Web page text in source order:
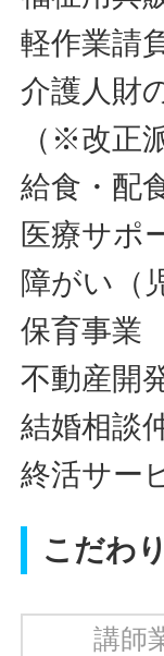
軽作業請
介護人財
（※改正
給食・配
医療サポ
障がい（
保育事業
不動産開
結婚相談
終活サー
こだわ
講師